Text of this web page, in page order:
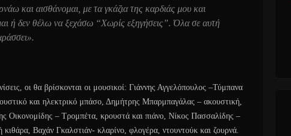
και αισθάνομαι, με τα γκάζια της καρδιάς μου και
ή δεν θέλω να ξεχάσω “Χωρίς εξηγήσεις”. Όλα σε αυτή
οι θα βρίσκονται οι μουσικοί: Γιάννης Αγγελόπουλος –Τύμπανα
και ηλεκτρικό μπάσο, Δημήτρης Μπαρμπαγάλας – ακουστική,
Οικονομίδης – Τρομπέτα, κρουστά και πιάνο, Νίκος Πασσαλίδης –
Bαχάν Γκαλστιάν- κλαρίνο, φλογέρα, ντουντούκ και ζουρνά.